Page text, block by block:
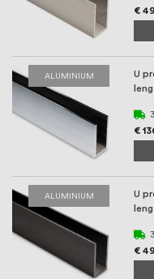
€
ALUMINIUM
U
€
ALUMINIUM
U
€